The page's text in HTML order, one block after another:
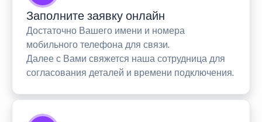
Заполните заявку онлайн
Достаточно Вашего имени и номера
мобильного телефона для связи.
Далее с Вами свяжется наша сотрудница для
согласования деталей и времени подключения.